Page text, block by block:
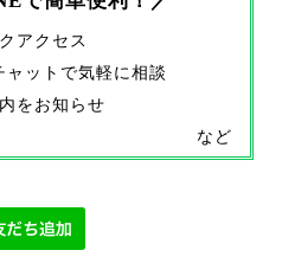
アクセス
ットで気軽に相談
をお知らせ
など